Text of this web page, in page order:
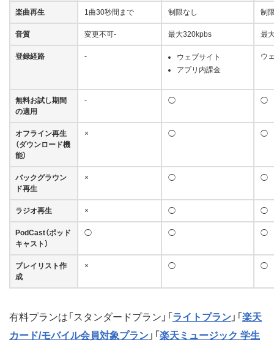
楽曲再生 1曲30秒間まで 制限なし 制
音質 変更不可- 最大320kpbs 最
登録経路 -
ウェブサイト
アプリ内課金
ウ
無料お試し期間
の適用
- ◯ ◯
オフライン再生
（ダウンロード機
能）
× ◯ ◯
バックグラウン
ド再生
× ◯ ◯
ラジオ再生 × ◯ ◯
PodCast（ポッド
キャスト）
◯ ◯ ◯
プレイリスト作
成
× ◯ ◯
有料プランは「スタンダードプラン」「 ライトプラン 」「 楽天
カード/モバイル会員対象プラン 」「 楽天ミュージック 学生